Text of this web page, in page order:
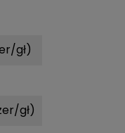
gł)
gł)